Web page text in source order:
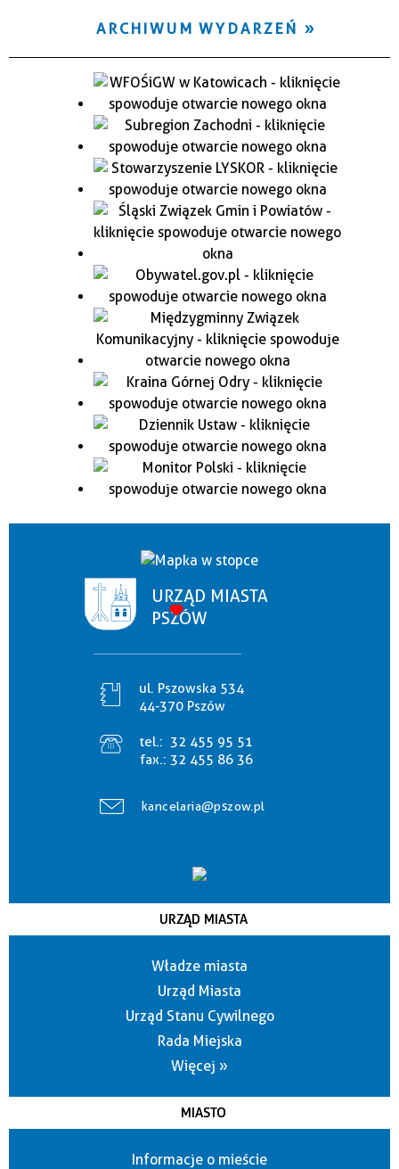
ARCHIWUM WYDARZEŃ
URZĄD MIASTA
PSZÓW
ul. Pszowska 534
44-370 Pszów
tel.: 32 455 95 51
fax.: 32 455 86 36
kancelaria@pszow.pl
URZĄD MIASTA
Władze miasta
Urząd Miasta
Urząd Stanu Cywilnego
Rada Miejska
Więcej »
MIASTO
Informacje o mieście